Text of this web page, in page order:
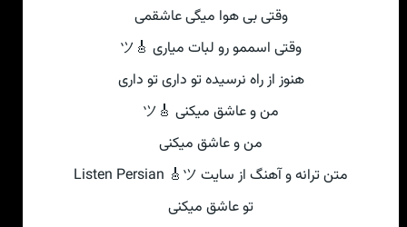
وقتی‌ بی‌ هوا میگی‌ عاشقمی
وقتی‌ اسممو رو لبات میاری 🎸ツ
هنوز از راه نرسیده تو داری تو داری
من و عاشق میکنی‌ 🎸ツ
من و عاشق میکنی‌
متن ترانه و آهنگ از سایت Listen Persian 🎸ツ
تو عاشق میکنی‌